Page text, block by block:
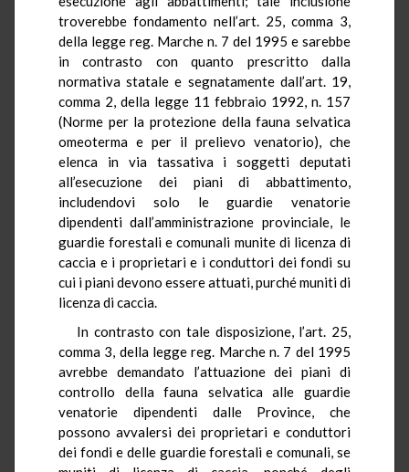
troverebbe fondamento nell’art. 25, comma 3,
della legge reg. Marche n. 7 del 1995 e sarebbe
in contrasto con quanto prescritto dalla
normativa statale e segnatamente dall’art. 19,
comma 2, della legge 11 febbraio 1992, n. 157
(Norme per la protezione della fauna selvatica
omeoterma e per il prelievo venatorio), che
elenca in via tassativa i soggetti deputati
all’esecuzione dei piani di abbattimento,
includendovi solo le guardie venatorie
dipendenti dall’amministrazione provinciale, le
guardie forestali e comunali munite di licenza di
caccia e i proprietari e i conduttori dei fondi su
cui i piani devono essere attuati, purché muniti di
licenza di caccia.
In contrasto con tale disposizione, l’art. 25,
comma 3, della legge reg. Marche n. 7 del 1995
avrebbe demandato l’attuazione dei piani di
controllo della fauna selvatica alle guardie
venatorie dipendenti dalle Province, che
possono avvalersi dei proprietari e conduttori
dei fondi e delle guardie forestali e comunali, se